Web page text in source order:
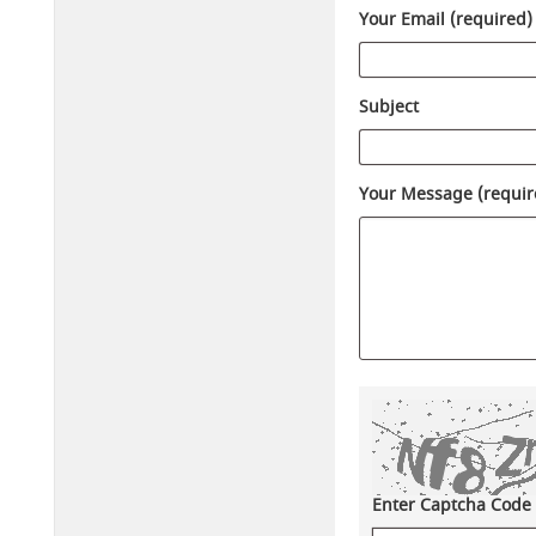
Your Email (required)
Subject
Your Message
Enter Captcha Code